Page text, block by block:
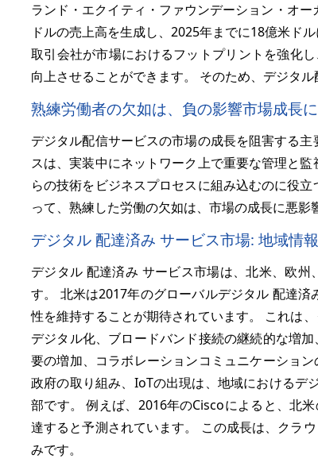
ランド・エクイティ・ファウンデーション・オ
ドルの売上高を生成し、2025年までに18億米ド
取引会社が市場におけるフットプリントを強化
向上させることができます。 そのため、デジタ
熟練労働者の欠如は、負の影響市場成長
デジタル配信サービスの市場の成長を阻害する
スは、実装中にネットワーク上で重要な管理と
らの技術をビジネスプロセスに組み込むのに役
って、熟練した労働の欠如は、市場の成長に悪影
デジタル 配達済み サービス市場: 地域情報
デジタル 配達済み サービス市場は、北米、欧
す。 北米は2017年のグローバルデジタル 配達
性を維持することが期待されています。 これは
デジタル化、ブロードバンド接続の継続的な増
要の増加、コラボレーションコミュニケーショ
政府の取り組み、IoTの出現は、地域におけるデ
部です。 例えば、2016年のCiscoによると、北
達すると予測されています。 この成長は、クラ
みです。